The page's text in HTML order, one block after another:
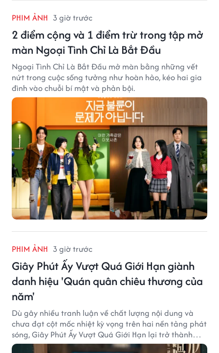
PHIM ẢNH 3 giờ trước
2 điểm cộng và 1 điểm trừ trong tập mở
màn Ngoại Tình Chỉ Là Bắt Đầu
Ngoại Tình Chỉ Là Bắt Đầu mở màn bằng những vết
nứt trong cuộc sống tưởng như hoàn hảo, kéo hai gia
đình vào chuỗi bí mật và phản bội.
PHIM ẢNH 3 giờ trước
Giây Phút Ấy Vượt Quá Giới Hạn giành
danh hiệu 'Quán quân chiêu thương của
năm'
Dù gây nhiều tranh luận về chất lượng nội dung và
chưa đạt cột mốc nhiệt kỳ vọng trên hai nền tảng phát
sóng, Giây Phút Ấy Vượt Quá Giới Hạn lại trở thành
hiện tượng ở khía cạnh thương mại.